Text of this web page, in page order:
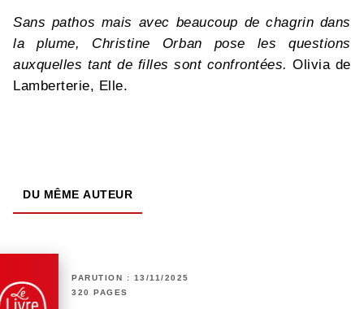
Sans pathos mais avec beaucoup de chagrin dans
la plume, Christine Orban pose les questions
auxquelles tant de filles sont confrontées. Olivia de
Lamberterie, Elle.
DU MÊME AUTEUR
PARUTION : 13/11/2025
320 PAGES